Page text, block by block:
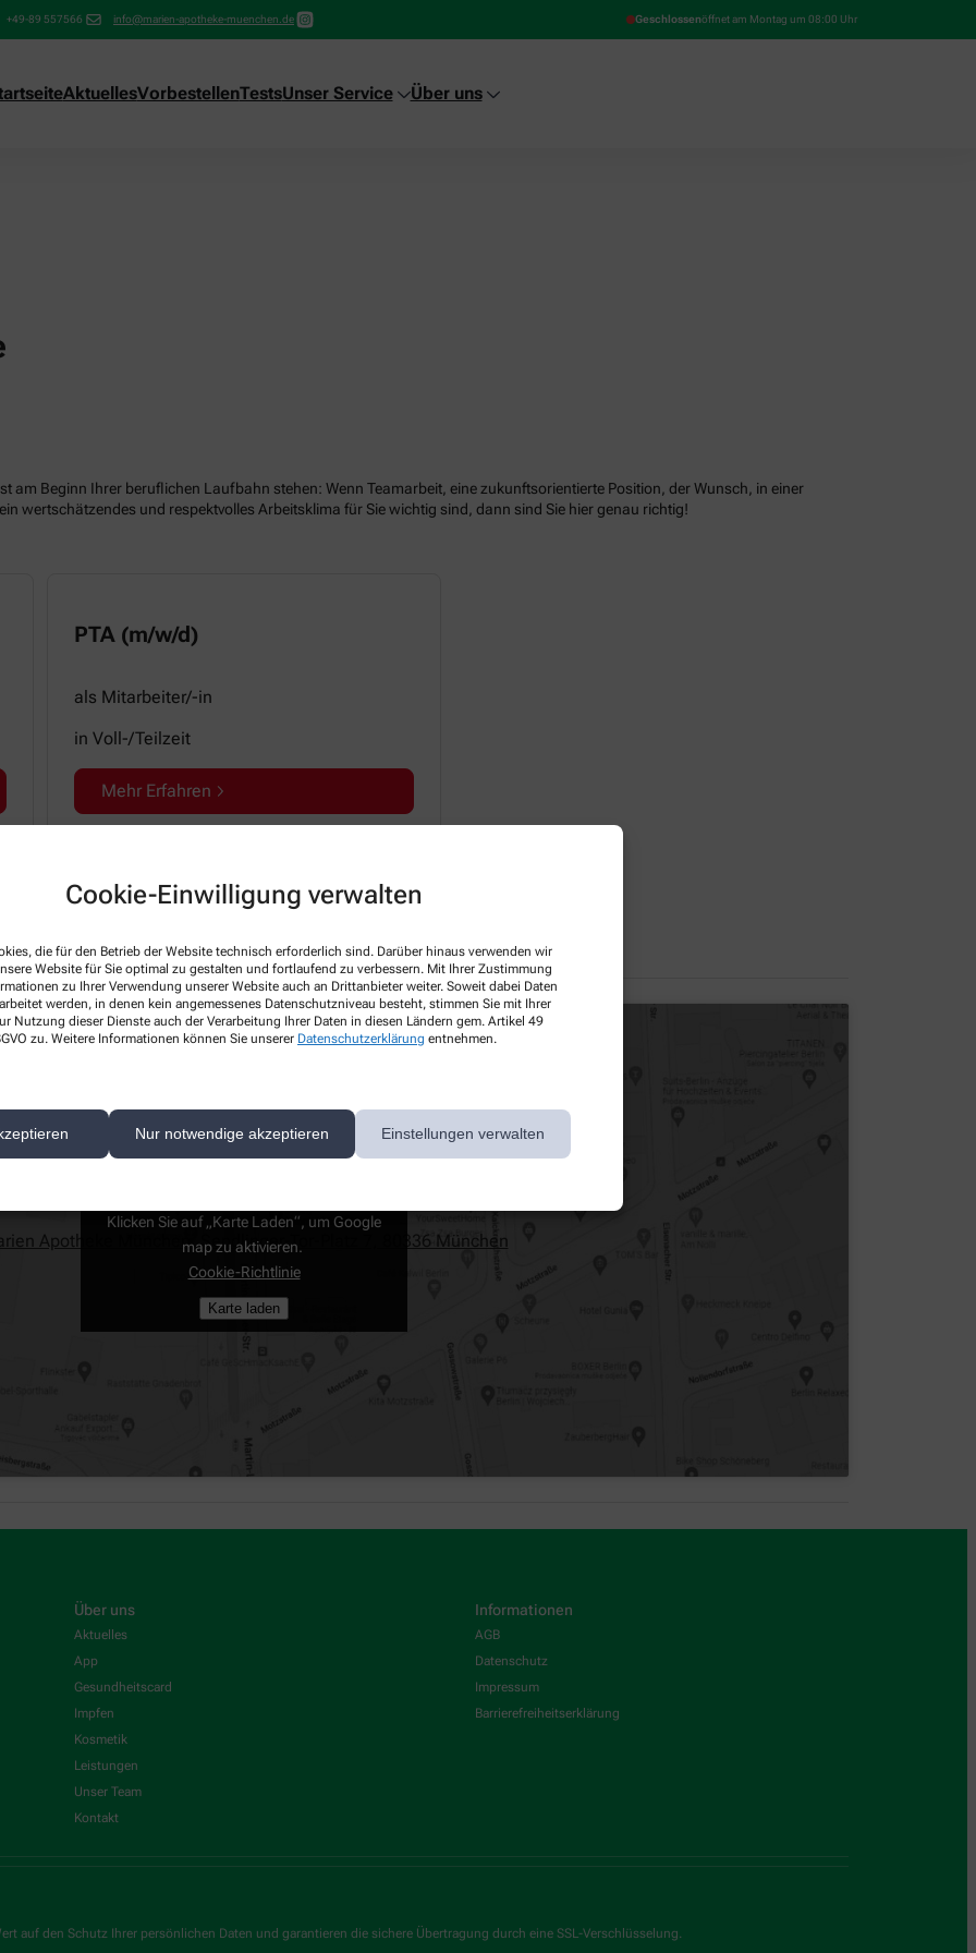
Cookie-Einwilligung verwalten
die für den Betrieb der Website technisch erforderlich sind. Darüber hinaus verwenden wir
Website für Sie optimal zu gestalten und fortlaufend zu verbessern. Mit Ihrer Zustimmung
zu Ihrer Verwendung unserer Website auch an Drittanbieter weiter. Soweit dabei Daten
werden, in denen kein angemessenes Datenschutzniveau besteht, stimmen Sie mit Ihrer
Nutzung dieser Dienste auch der Verarbeitung Ihrer Daten in diesen Ländern gem. Artikel 49
zu. Weitere Informationen können Sie unserer Datenschutzerklärung entnehmen.
Nur notwendige akzeptieren Einstellungen verwalten
+49-89 557566 info@marien-apotheke-muenchen.de Geschlossenöffnet am Montag um 08:00 Uhr
AktuellesVorbestellenTestsUnser Service Über uns
am Beginn Ihrer beruflichen Laufbahn stehen: Wenn Teamarbeit, eine zukunftsorientierte Position, der Wunsch, in einer
wertschätzendes und respektvolles Arbeitsklima für Sie wichtig sind, dann sind Sie hier genau richtig!
PTA (m/w/d)
als Mitarbeiter/-in
in Voll-/Teilzeit
Mehr Erfahren
info@marien-apotheke-muenchen.de
Apotheke München, Sendlinger-Tor-Platz 7, 80336 München
Klicken Sie auf „Karte Laden“, um Google
map zu aktivieren.
Cookie-Richtlinie
Karte laden
Über uns
Aktuelles
App
Gesundheitscard
Impfen
Kosmetik
Leistungen
Unser Team
Kontakt
Informationen
AGB
Datenschutz
Impressum
Barrierefreiheitserklärung
auf den Schutz Ihrer persönlichen Daten und garantieren die sichere Übertragung durch eine SSL-Verschlüsselung.